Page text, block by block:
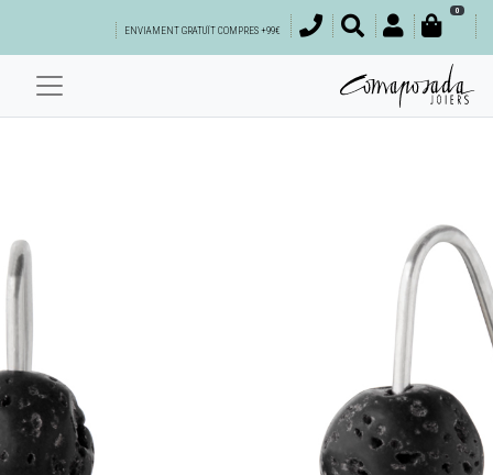
ENVIAMENT GRATUÏT COMPRES +99€
0